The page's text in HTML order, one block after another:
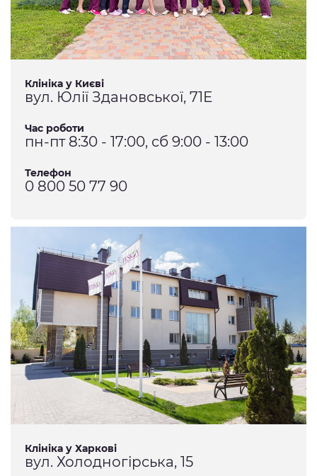
Клініка у Києві
вул. Юлії Здановської, 71Е
Час роботи
пн-пт 8:30 - 17:00, сб 9:00 - 13:00
Телефон
0 800 50 77 90
Клініка у Харкові
вул. Холодногірська, 15